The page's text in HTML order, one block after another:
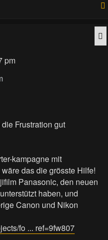
pm
Frustration gut
kampagne mit
das die grösste Hilfe!
Panasonic, den neuen
haben, und
Canon und Nikon
fo ... ref=9fw807